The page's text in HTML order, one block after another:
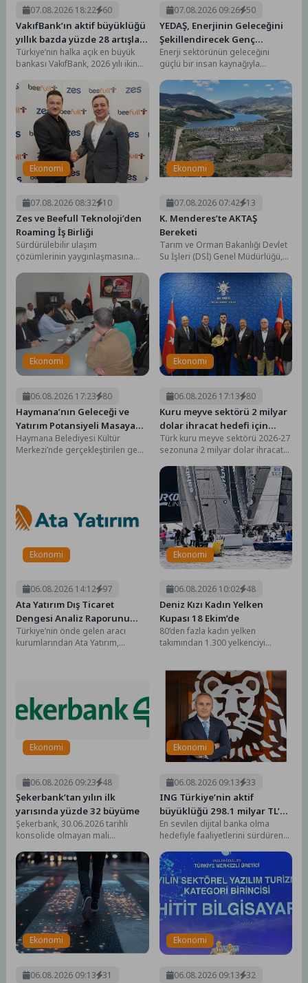
07.08.2026 18:22 60
VakıfBank’ın aktif büyüklüğü
yıllık bazda yüzde 28 artışla
5,8 trilyon TL’yi aştı
Türkiye’nin halka açık en büyük
bankası VakıfBank, 2026 yılı ikinci
açıkladı. Güçlü...
07.08.2026 09:26 50
YEDAŞ, Enerjinin Geleceğini
Şekillendirecek Genç
Yetenekleri Arıyor
Enerji sektörünün geleceğini
güçlü bir insan kaynağıyla
öncelikleri arasında gören YEDAŞ,
genç yetenekleri...
Ekonomi
07.08.2026 08:32 10
Zes ve Beefull Teknoloji’den
Roaming İş Birliği
Sürdürülebilir ulaşım
çözümlerinin yaygınlaşmasına
birliği kapsamında kullanıcılar,
tercih ettikleri mobil...
Ekonomi
07.08.2026 07:42 13
K. Menderes’te AKTAŞ
Bereketi
Tarım ve Orman Bakanlığı Devlet
Su İşleri (DSİ) Genel Müdürlüğü,
yaygınlaştırmak, toplulaştırma...
Ekonomi
06.08.2026 17:23 80
Haymana’nın Geleceği ve
Yatırım Potansiyeli Masaya
Yatırıldı
Haymana Belediyesi Kültür
Merkezi’nde gerçekleştirilen geniş
Ekonomi
06.08.2026 17:13 80
Kuru meyve sektörü 2 milyar
dolar ihracat hedefi için
Ankara’dan destek istedi
Türk kuru meyve sektörü 2026-27
sezonuna 2 milyar dolar ihracat
sektörü...
Ekonomi
06.08.2026 14:12 97
Ata Yatırım Dış Ticaret
Dengesi Analiz Raporunu
Yayımladı
Türkiye’nin önde gelen aracı
kurumlarından Ata Yatırım,
Ekonomi
06.08.2026 10:02 48
Deniz Kızı Kadın Yelken
Kupası 18 Ekim’de
80’den fazla kadın yelken
takımından 1.300 yelkenciyi
Ekonomi
06.08.2026 09:23 48
Şekerbank’tan yılın ilk
yarısında yüzde 32 büyüme
Şekerbank, 30.06.2026 tarihli
konsolide olmayan mali
yarısında aktif büyüklüğünü yıl...
Ekonomi
06.08.2026 09:13 33
ING Türkiye’nin aktif
büyüklüğü 298.1 milyar TL’ye
ulaştı
En sevilen dijital banka olma
hedefiyle faaliyetlerini sürdüren
yarısına ilişkin...
Ekonomi
06.08.2026 09:13 31
Ekonomi
06.08.2026 09:13 32